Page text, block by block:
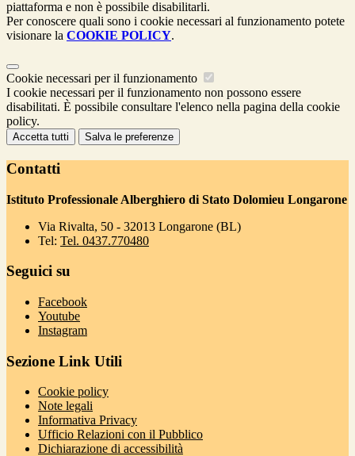
piattaforma e non è possibile disabilitarli.
Per conoscere quali sono i cookie necessari al funzionamento potete
visionare la COOKIE POLICY.
Cookie necessari per il funzionamento
I cookie necessari per il funzionamento non possono essere
disabilitati. È possibile consultare l'elenco nella pagina della cookie
policy.
Accetta tutti Salva le preferenze
Contatti
Istituto Professionale Alberghiero di Stato Dolomieu Longarone
Via Rivalta, 50 - 32013 Longarone (BL)
Tel: Tel. 0437.770480
Seguici su
Facebook
Youtube
Instagram
Sezione Link Utili
Cookie policy
Note legali
Informativa Privacy
Ufficio Relazioni con il Pubblico
Dichiarazione di accessibilità